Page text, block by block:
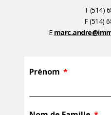
T (514)
F (514)
E
Prénom